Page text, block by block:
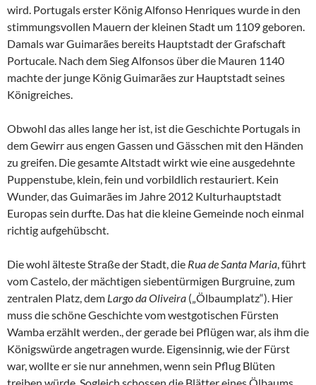
wird. Portugals erster König Alfonso Henriques wurde in den
stimmungsvollen Mauern der kleinen Stadt um 1109 geboren.
Damals war Guimarães bereits Hauptstadt der Grafschaft
Portucale. Nach dem Sieg Alfonsos über die Mauren 1140
machte der junge König Guimarães zur Hauptstadt seines
Königreiches.
Obwohl das alles lange her ist, ist die Geschichte Portugals in
dem Gewirr aus engen Gassen und Gässchen mit den Händen
zu greifen. Die gesamte Altstadt wirkt wie eine ausgedehnte
Puppenstube, klein, fein und vorbildlich restauriert. Kein
Wunder, das Guimarães im Jahre 2012 Kulturhauptstadt
Europas sein durfte. Das hat die kleine Gemeinde noch einmal
richtig aufgehübscht.
Die wohl älteste Straße der Stadt, die Rua de Santa Maria , führt
vom Castelo, der mächtigen siebentürmigen Burgruine, zum
zentralen Platz, dem Largo da Oliveira („Ölbaumplatz“). Hier
muss die schöne Geschichte vom westgotischen Fürsten
Wamba erzählt werden., der gerade bei Pflügen war, als ihm die
Königswürde angetragen wurde. Eigensinnig, wie der Fürst
war, wollte er sie nur annehmen, wenn sein Pflug Blüten
treiben würde. Sogleich schossen die Blätter eines Ölbaums